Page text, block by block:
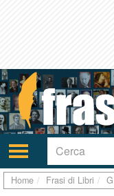
Attiva/disattiva
navigazione
Home Frasi di Libri G